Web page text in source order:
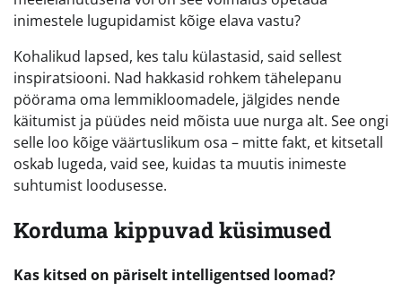
inimestele lugupidamist kõige elava vastu?
Kohalikud lapsed, kes talu külastasid, said sellest
inspiratsiooni. Nad hakkasid rohkem tähelepanu
pöörama oma lemmikloomadele, jälgides nende
käitumist ja püüdes neid mõista uue nurga alt. See ongi
selle loo kõige väärtuslikum osa – mitte fakt, et kitsetall
oskab lugeda, vaid see, kuidas ta muutis inimeste
suhtumist loodusesse.
Korduma kippuvad küsimused
Kas kitsed on päriselt intelligentsed loomad?